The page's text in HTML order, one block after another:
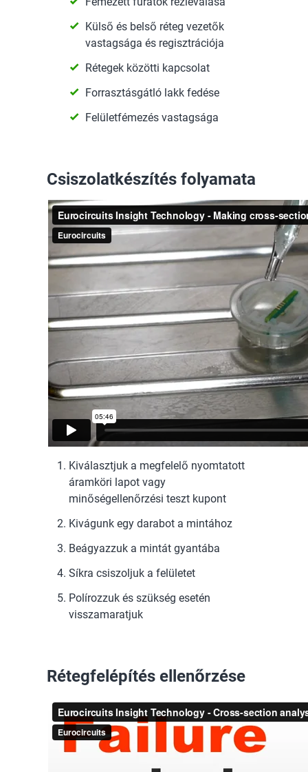
Külső és belső réteg vezetők
vastagsága és regisztrációja
Rétegek közötti kapcsolat
Forrasztásgátló lakk fedése
Felületfémezés vastagsága
Csiszolatkészítés folyamata
Kiválasztjuk a megfelelő nyomtatott
áramköri lapot vagy
minőségellenőrzési teszt kupont
Kivágunk egy darabot a mintához
Beágyazzuk a mintát gyantába
Síkra csiszoljuk a felületet
Polírozzuk és szükség esetén
visszamaratjuk
Rétegfelépítés ellenőrzése